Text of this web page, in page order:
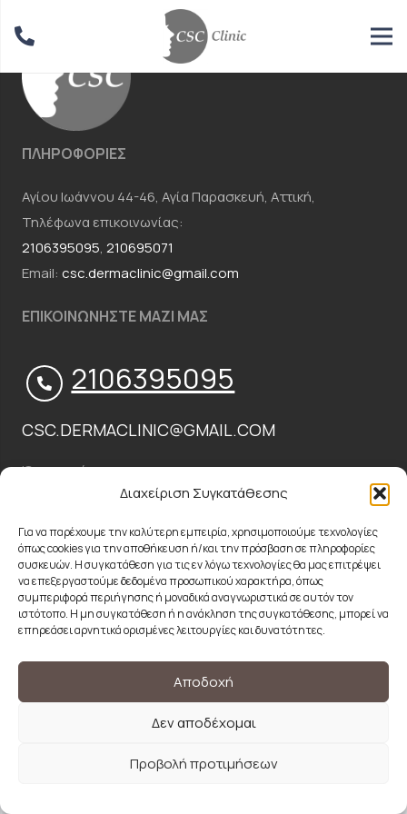
Διαχείριση Συγκατάθεσης
Για να παρέχουμε την καλύτερη εμπειρία, χρησιμοποιούμε τεχνολογίες
όπως cookies για την αποθήκευση ή/και την πρόσβαση σε πληροφορίες
συσκευών. Η συγκατάθεση για τις εν λόγω τεχνολογίες θα μας επιτρέψει
να επεξεργαστούμε δεδομένα προσωπικού χαρακτήρα, όπως
συμπεριφορά περιήγησης ή μοναδικά αναγνωριστικά σε αυτόν τον
ιστότοπο. Η μη συγκατάθεση ή η ανάκληση της συγκατάθεσης, μπορεί να
επηρεάσει αρνητικά ορισμένες λειτουργίες και δυνατότητες.
Αποδοχή
Δεν αποδέχομαι
Προβολή προτιμήσεων
ΠΛΗΡΟΦΟΡΙΕΣ
Αγίου Ιωάννου 44-46, Αγία Παρασκευή, Αττική,
Τηλέφωνα επικοινωνίας:
2106395095, 210695071
Email: csc.dermaclinic@gmail.com
ΕΠΙΚΟΙΝΩΝΗΣΤΕ ΜΑΖΙ ΜΑΣ
2106395095
CSC.DERMACLINIC@GMAIL.COM
Όροι χρήσης
Πολιτική Απορρήτου
© 2024 CSCdermaplastic| Designed and Developed by
ACMDigital